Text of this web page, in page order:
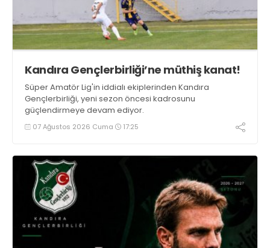
Kandıra Gençlerbirliği’ne müthiş kanat!
Süper Amatör Lig'in iddialı ekiplerinden Kandıra
Gençlerbirliği, yeni sezon öncesi kadrosunu
güçlendirmeye devam ediyor.
07 Ağustos 2026 Cuma 17:25